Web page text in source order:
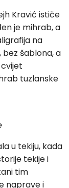
Kravić ističe
je mihrab, a
na
šablona, a
tuzlanske
u tekiju, kada
tekije i
tim
naprave i